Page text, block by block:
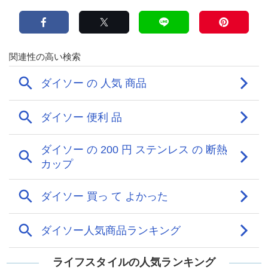
ライフスタイルの人気ランキング